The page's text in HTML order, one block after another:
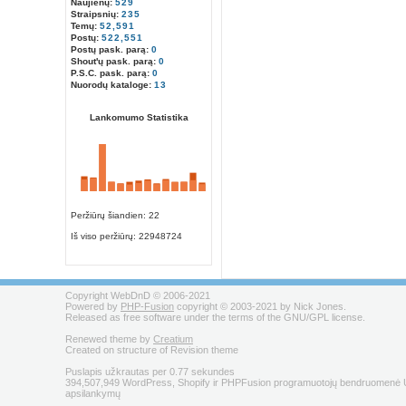
Naujienų: 529
Straipsnių: 235
Temų: 52,591
Postų: 522,551
Postų pask. parą: 0
Shout'ų pask. parą: 0
P.S.C. pask. parą: 0
Nuorodų kataloge: 13
Lankomumo Statistika
Peržiūrų šiandien: 22
Iš viso peržiūrų: 22948724
Copyright WebDnD © 2006-2021
Powered by PHP-Fusion copyright © 2003-2021 by Nick Jones.
Released as free software under the terms of the GNU/GPL license.
Renewed theme by Creatium
Created on structure of Revision theme
Puslapis užkrautas per 0.77 sekundes
394,507,949 WordPress, Shopify ir PHPFusion programuotojų bendruomenė
apsilankymų